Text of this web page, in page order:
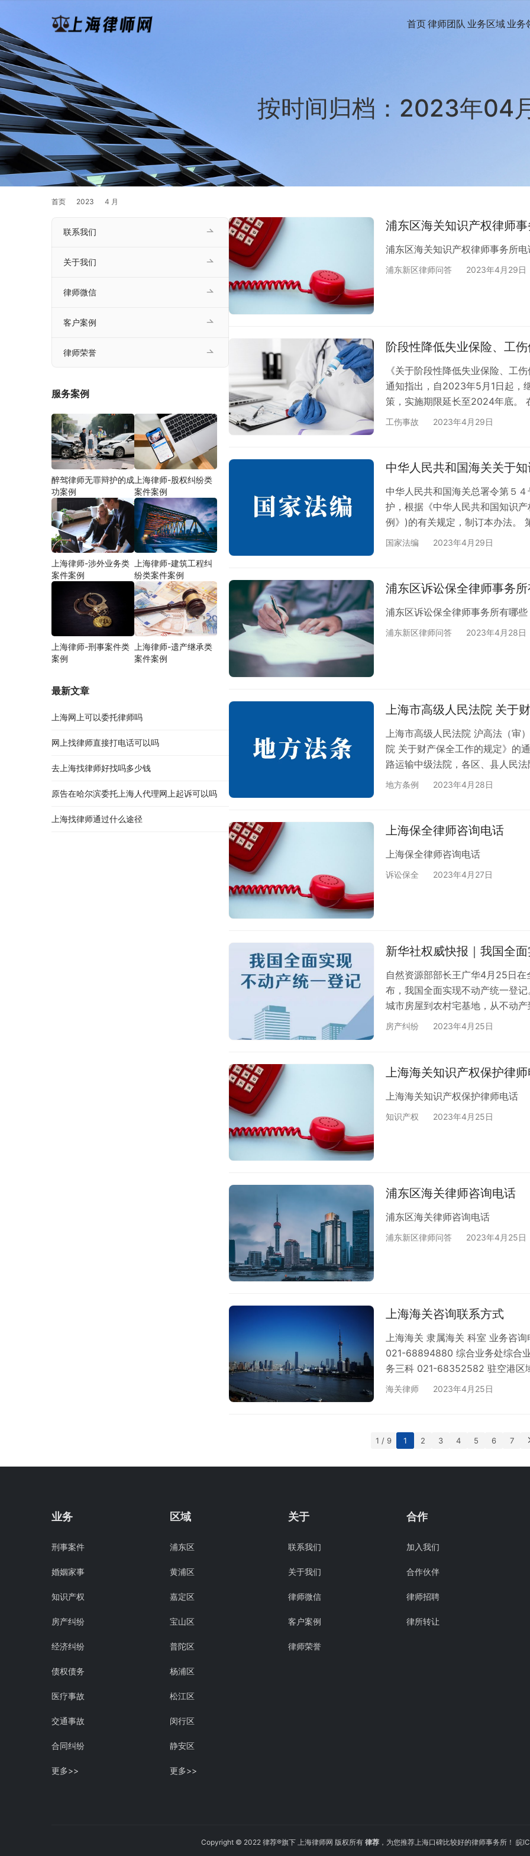
首页律师团队 业务区域 业务
按时间归档：2023年04
首页 2023 4 月
浦东区海关知识产权律师
浦东区海关知识产权律师事务所电
浦东新区律师问答 2023年4月29日
阶段性降低失业保险、工
《关于阶段性降低失业保险、工
通知指出，自2023年5月1日起，
策，实施期限延长至2024年底。
率应当统一，个人费率不得超过
工伤事故 2023年4月29日
中华人民共和国海关关于
中华人民共和国海关总署令第５
护，根据《中华人民共和国知识
例》)的有关规定，制订本办法。
称权利人）系指《中华人民共和
可要求收发货人在办理进出口货
国家法编 2023年4月29日
浦东区诉讼保全律师事务
浦东区诉讼保全律师事务所有哪些
浦东新区律师问答 2023年4月28日
上海市高级人民法院 关于
上海市高级人民法院 沪高法（
院 关于财产保全工作的规定》的
路运输中级法院，各区、县人民
市高级人民法院审判委员会审议
的规定》 上海市高级人民法院
地方条例 2023年4月28日
上海保全律师咨询电话
上海保全律师咨询电话
诉讼保全 2023年4月27日
新华社权威快报｜我国全
自然资源部部长王广华4月25日
布，我国全面实现不动产统一登
城市房屋到农村宅基地，从不动
动产物权的不动产统一登记制度
一登记机构，提出将分散在多个
房产纠纷 2023年4月25日
上海海关知识产权保护律
上海海关知识产权保护律师电话
知识产权 2023年4月25日
浦东区海关律师咨询电话
浦东区海关律师咨询电话
浦东新区律师问答 2023年4月25日
上海海关咨询联系方式
上海海关 隶属海关 科室 业务咨
021-68894880 综合业务处综合
务三科 021-68352582 驻空港区
综合业务一处综合业务一科 021-
海关律师 2023年4月25日
1 / 9 1 2 3 4 5 6 7
联系我们
关于我们
律师微信
客户案例
律师荣誉
服务案例
醉驾律师无罪辩护的成
功案例
上海律师-股权纠纷类
案件案例
上海律师-涉外业务类
案件案例
上海律师-建筑工程纠
纷类案件案例
上海律师-刑事案件类
案例
上海律师-遗产继承类
案件案例
最新文章
上海网上可以委托律师吗
网上找律师直接打电话可以吗
去上海找律师好找吗多少钱
原告在哈尔滨委托上海人代理网上起诉可以吗
上海找律师通过什么途径
业务
刑事案件
婚姻家事
知识产权
房产纠纷
经济纠纷
债权债务
医疗事故
交通事故
合同纠纷
更多>>
区域
浦东区
黄浦区
嘉定区
宝山区
普陀区
杨浦区
松江区
闵行区
静安区
更多>>
关于
联系我们
关于我们
律师微信
客户案例
律师荣誉
合作
加入我们
合作伙伴
律师招聘
律所转让
Copyright © 2022 律荐®旗下 上海律师网 版权所有 律荐，为您推荐上海口碑比较好的律师事务所！ 皖